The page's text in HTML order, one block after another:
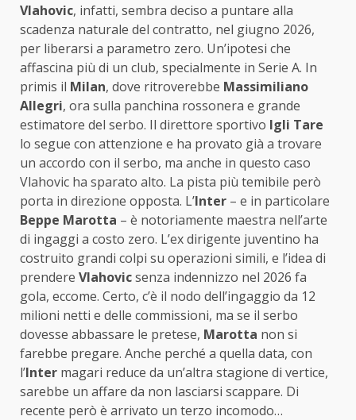
Vlahovic, infatti, sembra deciso a puntare alla
scadenza naturale del contratto, nel giugno 2026,
per liberarsi a parametro zero. Un’ipotesi che
affascina più di un club, specialmente in Serie A. In
primis il Milan, dove ritroverebbe Massimiliano
Allegri, ora sulla panchina rossonera e grande
estimatore del serbo. Il direttore sportivo Igli Tare
lo segue con attenzione e ha provato già a trovare
un accordo con il serbo, ma anche in questo caso
Vlahovic ha sparato alto. La pista più temibile però
porta in direzione opposta. L’Inter – e in particolare
Beppe Marotta – è notoriamente maestra nell’arte
di ingaggi a costo zero. L’ex dirigente juventino ha
costruito grandi colpi su operazioni simili, e l’idea di
prendere Vlahovicsenza indennizzo nel 2026 fa
gola, eccome. Certo, c’è il nodo dell’ingaggio da 12
milioni netti e delle commissioni, ma se il serbo
dovesse abbassare le pretese, Marotta non si
farebbe pregare. Anche perché a quella data, con
l’Inter magari reduce da un’altra stagione di vertice,
sarebbe un affare da non lasciarsi scappare. Di
recente però è arrivato un terzo incomodo…